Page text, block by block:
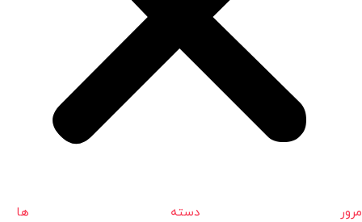
مرور دسته ها